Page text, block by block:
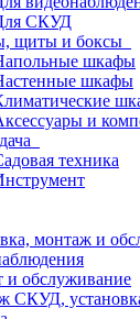
СКУД
щиты и боксы
шкафы
шкафы
и
техника
монтаж и
и обслуживание
СКУД,